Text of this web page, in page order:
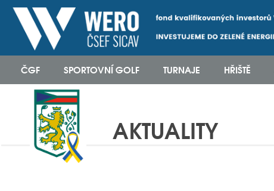
ČGF SPORTOVNÍ GOLF TURNAJE HŘIŠTĚ
AKTUALITY